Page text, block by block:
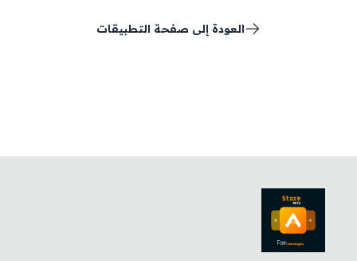
العودة إلى صفحة التطبيقات